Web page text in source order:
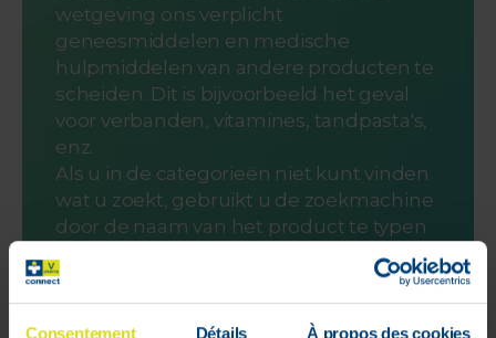
Consentement Détails À propos des cookies
wetgeving ons verplicht
geneesmiddelen en medische
hulpmiddelen van andere producten te
scheiden. Dit is bijvoorbeeld het geval
voor verbanden, vitamines, tandpasta's,
enz.
Als u in de categorieën niet kunt vinden
wat u zoekt, gebruikt u de zoekmachine
door de naam van het product te typen
(de eerste drie letters zijn voldoende).
Het systeem zal dan een
productsuggestie voorstellen.
En als u nog steeds geen product kunt